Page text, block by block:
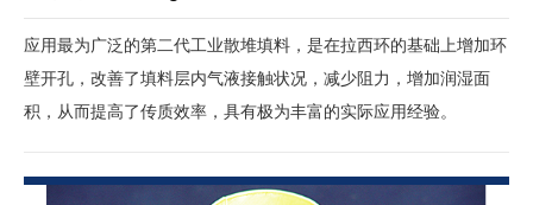
应用最为广泛的第二代工业散堆填料，是在拉西环的基础上增加环
壁开孔，改善了填料层内气液接触状况，减少阻力，增加润湿面
积，从而提高了传质效率，具有极为丰富的实际应用经验。